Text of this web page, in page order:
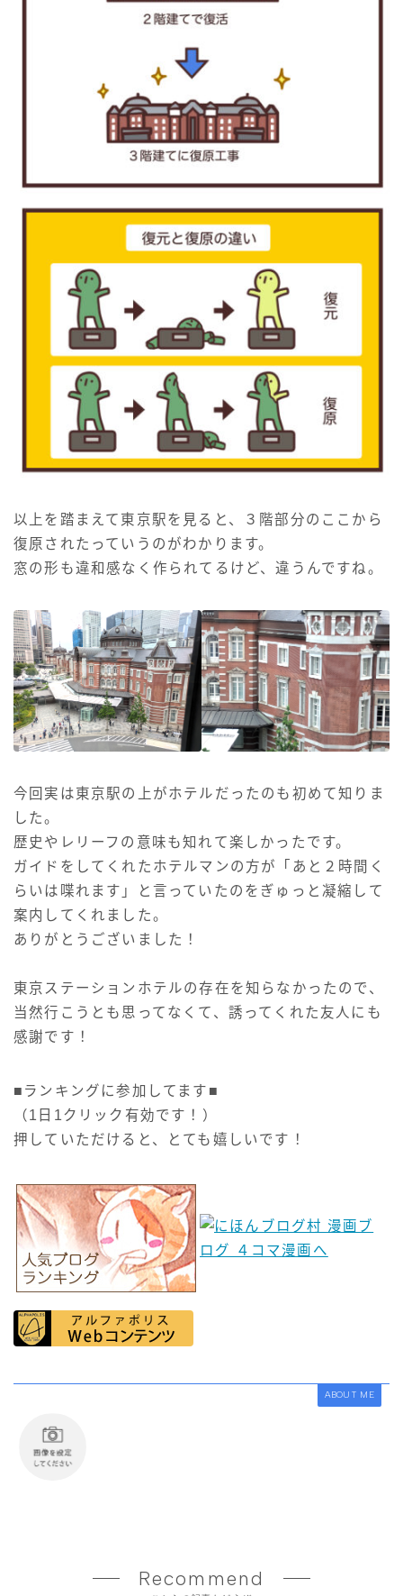
以上を踏まえて東京駅を見ると、３階部分のここから
復原されたっていうのがわかります。
窓の形も違和感なく作られてるけど、違うんですね。
今回実は東京駅の上がホテルだったのも初めて知りま
した。
歴史やレリーフの意味も知れて楽しかったです。
ガイドをしてくれたホテルマンの方が「あと２時間く
らいは喋れます」と言っていたのをぎゅっと凝縮して
案内してくれました。
ありがとうございました！
東京ステーションホテルの存在を知らなかったので、
当然行こうとも思ってなくて、誘ってくれた友人にも
感謝です！
■ランキングに参加してます■
（1日1クリック有効です！）
押していただけると、とても嬉しいです！
ABOUT ME
Recommend